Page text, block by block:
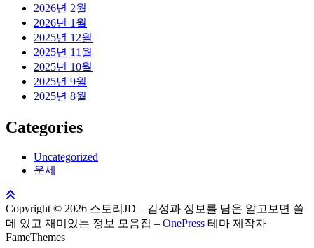
2026년 2월
2026년 1월
2025년 12월
2025년 11월
2025년 10월
2025년 9월
2025년 8월
Categories
Uncategorized
운세
Copyright © 2026 스토리JD – 감성과 정보를 담은 알고보면 쓸
데 있고 재미있는 정보 모음집 – OnePress 테마 제작자
FameThemes